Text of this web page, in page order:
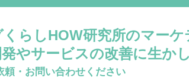
くらしHOW研究所のマー
やサービスの改善に生か
頼・お問い合わせください